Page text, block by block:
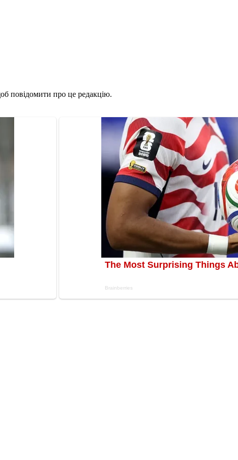
повідомити про це редакцію.